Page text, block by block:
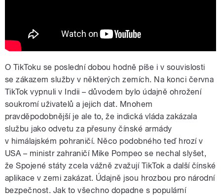
O TikToku se poslední dobou hodně píše i v souvislosti
se zákazem služby v některých zemích. Na konci června
TikTok vypnuli v Indii – důvodem bylo údajně ohrožení
soukromí uživatelů a jejich dat. Mnohem
pravděpodobnější je ale to, že indická vláda zakázala
službu jako odvetu za přesuny čínské armády
v himálajském pohraničí. Něco podobného teď hrozí v
USA – ministr zahraničí Mike Pompeo se nechal slyšet,
že Spojené státy zcela vážně zvažují TikTok a další čínské
aplikace v zemi zakázat. Údajně jsou hrozbou pro národní
bezpečnost. Jak to všechno dopadne s populární